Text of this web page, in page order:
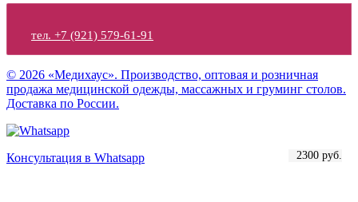
2200 руб.
2500 руб.
2300 руб.
тел. +7 (921) 579-61-91
© 2026 «Медихаус». Производство, оптовая и розничная
продажа медицинской одежды, массажных и груминг столов.
Доставка по России.
Консультация в Whatsapp